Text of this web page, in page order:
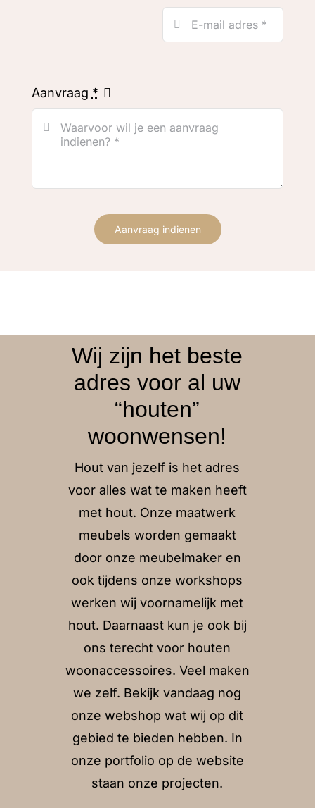
Aanvraag *
Aanvraag indienen
Wij zijn het beste
adres voor al uw
“houten”
woonwensen!
Hout van jezelf is het adres
voor alles wat te maken heeft
met hout. Onze maatwerk
meubels worden gemaakt
door onze meubelmaker en
ook tijdens onze workshops
werken wij voornamelijk met
hout. Daarnaast kun je ook bij
ons terecht voor houten
woonaccessoires. Veel maken
we zelf. Bekijk vandaag nog
onze webshop wat wij op dit
gebied te bieden hebben. In
onze portfolio op de website
staan onze projecten.